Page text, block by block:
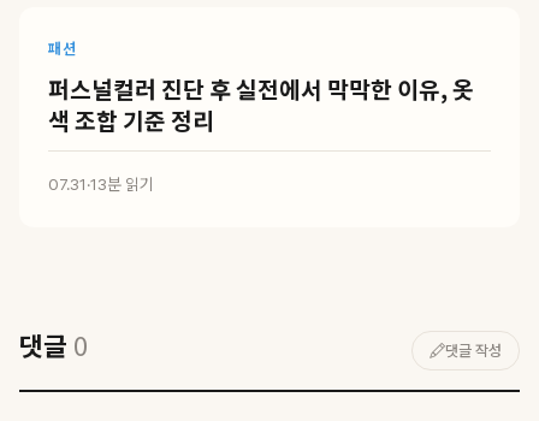
패션
퍼스널컬러 진단 후 실전에서 막막한 이유, 옷
색 조합 기준 정리
07.31·13분 읽기
댓글 0 댓글 작성